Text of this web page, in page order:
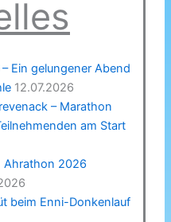
Ein gelungener Abend
12.07.2026
– Marathon
am Start
Ahrathon 2026
beim Enni-Donkenlauf